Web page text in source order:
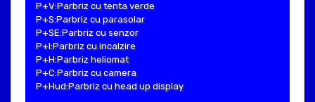
P+V:Parbriz cu tenta verde
P+S:Parbriz cu parasolar
P+SE:Parbriz cu senzor
P+I:Parbriz cu incalzire
P+H:Parbriz heliomat
P+C:Parbriz cu camera
P+Hud:Parbriz cu head up display